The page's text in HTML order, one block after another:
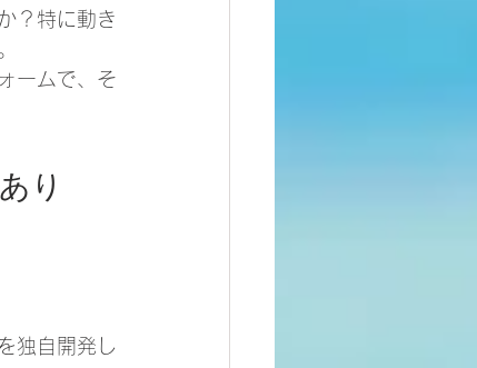
？特に動き
ームで、そ
り
を独自開発し